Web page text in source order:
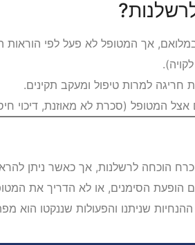
אך המטופל לא פעל לפי הוראות
חריגה למרות טיפול ומעקב תקינים.
אצל המטופל (סכרת לא מאוזנת, דיכוי
הוכחה לרשלנות, אך כאשר ניתן
הופעת הסימנים, או לא הדריך את
שניתנו והפעולות שננקטו הוא